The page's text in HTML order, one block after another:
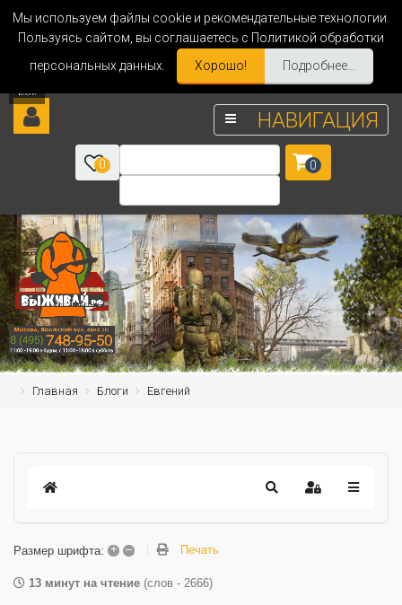
Мы используем файлы cookie и рекомендательные технологии.
Пользуясь сайтом, вы соглашаетесь с Политикой обработки
персональных данных.
Хорошо! Подробнее...
НАВИГАЦИЯ
0 0
Главная Блоги Евгений
Размер шрифта: + – Печать
13 минут на чтение (слов - 2666)